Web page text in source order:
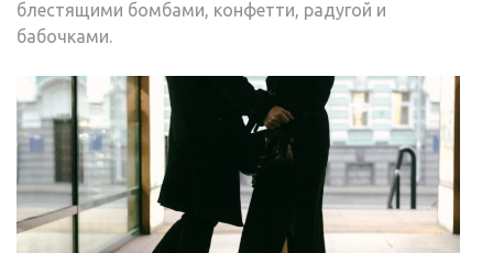
блестящими бомбами, конфетти, радугой и
бабочками.